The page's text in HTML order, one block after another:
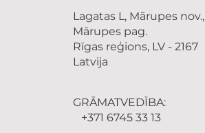
Lagatas L, Mārupes nov.,
Mārupes pag.
Rīgas reģions, LV - 2167
Latvija
GRĀMATVEDĪBA:
+371 6745 33 13